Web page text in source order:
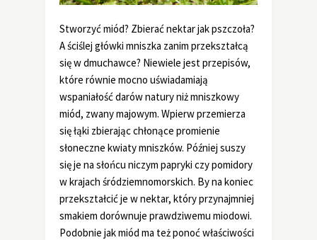
Stworzyć miód? Zbierać nektar jak pszczoła?
A ściślej główki mniszka zanim przekształcą
się w dmuchawce? Niewiele jest przepisów,
które równie mocno uświadamiają
wspaniałość darów natury niż mniszkowy
miód, zwany majowym. Wpierw przemierza
się łąki zbierając chłonące promienie
słoneczne kwiaty mniszków. Później suszy
się je na słońcu niczym papryki czy pomidory
w krajach śródziemnomorskich. By na koniec
przekształcić je w nektar, który przynajmniej
smakiem dorównuje prawdziwemu miodowi.
Podobnie jak miód ma też ponoć właściwości